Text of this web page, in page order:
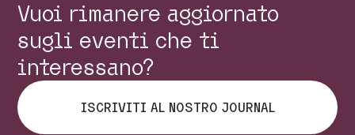
Vuoi rimanere aggiornato
sugli eventi che ti
interessano?
ISCRIVITI AL NOSTRO JOURNAL